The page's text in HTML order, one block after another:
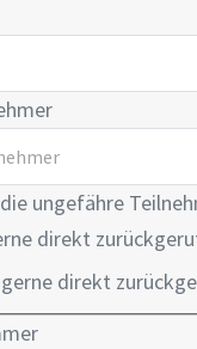
ungefähre
direkt
direkt